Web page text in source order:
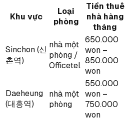
Khu vực
Loại
phòng
Tiền thuê
nhà hàng
tháng
Sinchon (신
촌역)
nhà một
phòng /
Officetel
650.000
won –
850.000
won
Daeheung
(대흥역)
nhà một
phòng
550.000
won –
750.000
won